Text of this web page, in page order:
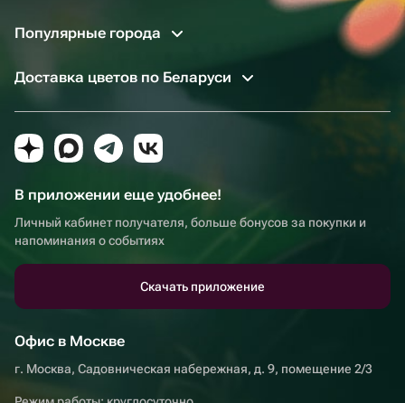
Популярные города
Доставка цветов по Беларуси
В приложении еще удобнее!
Личный кабинет получателя, больше бонусов за покупки и
напоминания о событиях
Скачать приложение
Офис в Москве
г. Москва, Садовническая набережная, д. 9, помещение 2/3